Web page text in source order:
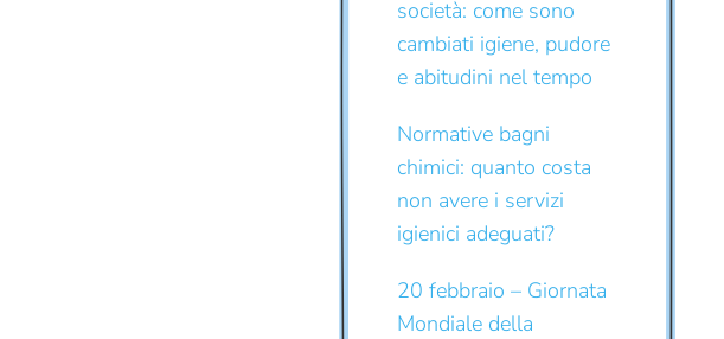
società: come sono
cambiati igiene, pudore
e abitudini nel tempo
Normative bagni
chimici: quanto costa
non avere i servizi
igienici adeguati?
20 febbraio – Giornata
Mondiale della